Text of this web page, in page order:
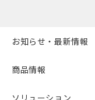
お知らせ・最新情報
商品情報
ソリューション